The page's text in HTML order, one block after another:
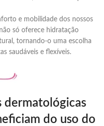
e mobilidade dos nossos
só oferece hidratação
tornando-o uma escolha
saudáveis e flexíveis.
dermatológicas
do uso do